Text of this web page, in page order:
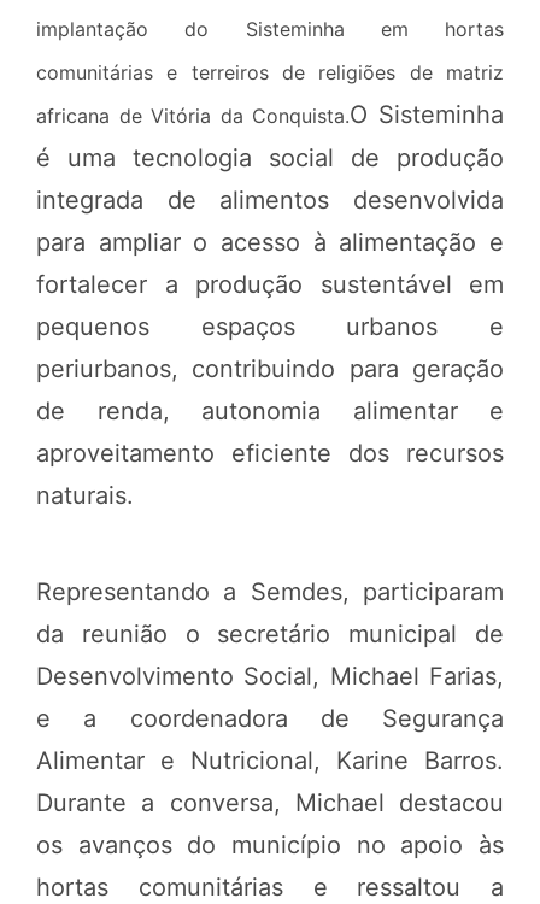
implantação do Sisteminha em hortas
comunitárias e terreiros de religiões de matriz
africana de Vitória da Conquista.O Sisteminha
é uma tecnologia social de produção
integrada de alimentos desenvolvida
para ampliar o acesso à alimentação e
fortalecer a produção sustentável em
pequenos espaços urbanos e
periurbanos, contribuindo para geração
de renda, autonomia alimentar e
aproveitamento eficiente dos recursos
naturais.
Representando a Semdes, participaram
da reunião o secretário municipal de
Desenvolvimento Social, Michael Farias,
e a coordenadora de Segurança
Alimentar e Nutricional, Karine Barros.
Durante a conversa, Michael destacou
os avanços do município no apoio às
hortas comunitárias e ressaltou a